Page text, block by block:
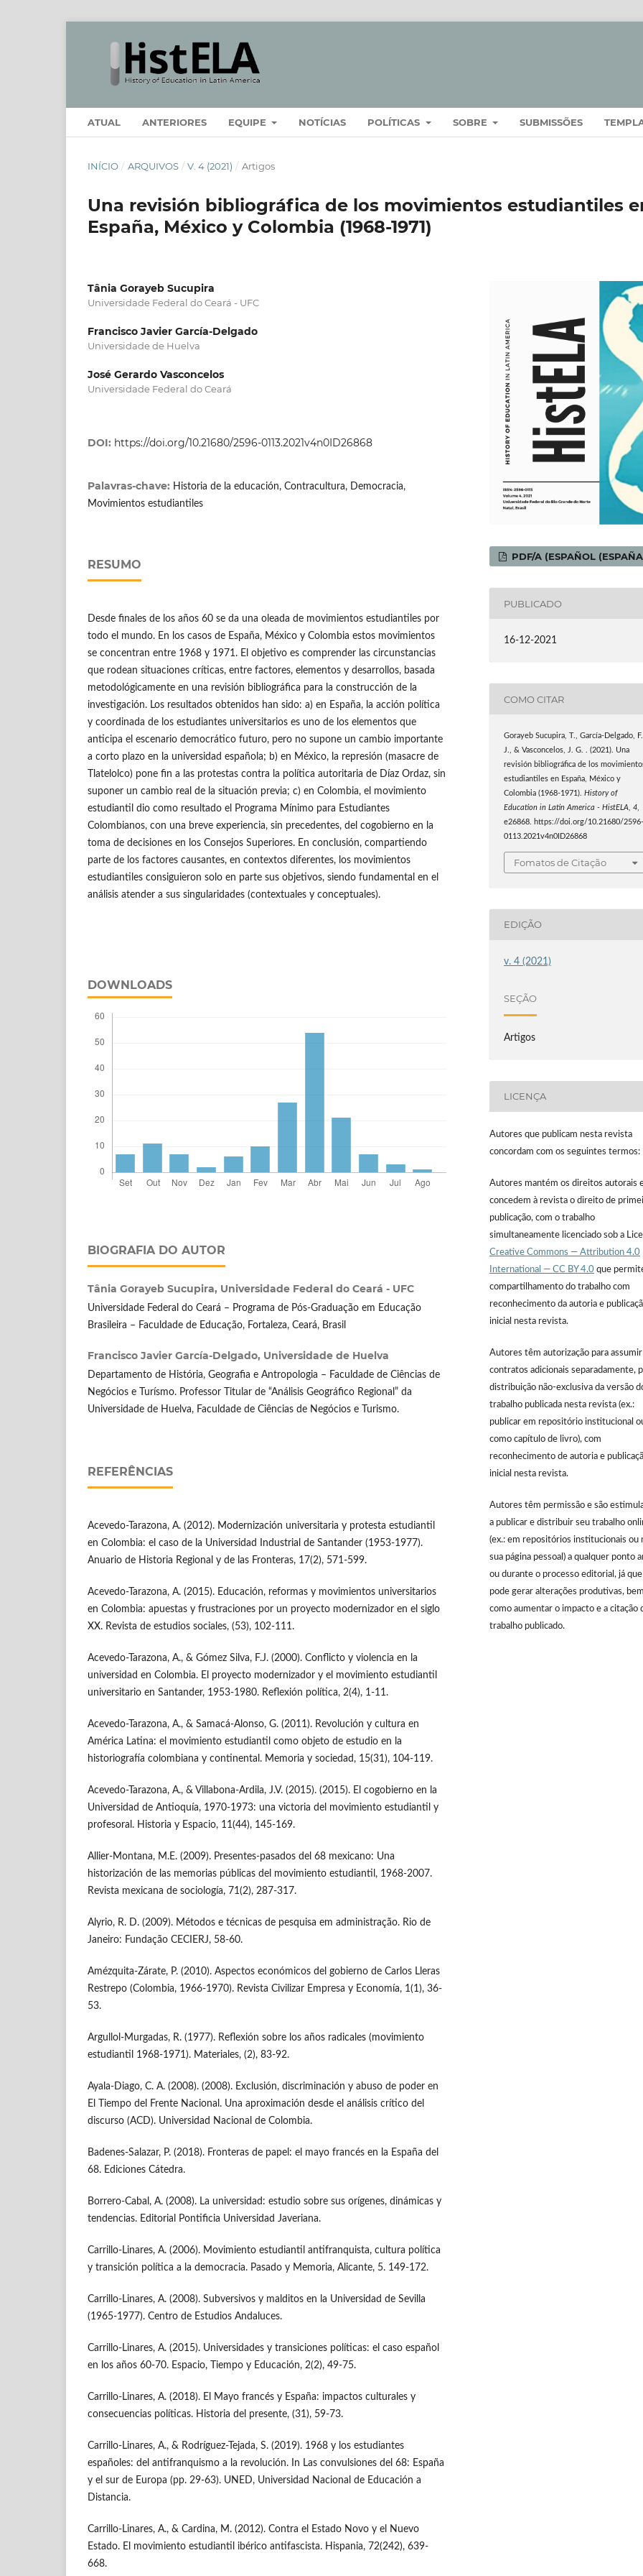
ATUAL ANTERIORES EQUIPE NOTÍCIAS POLÍTICAS SOBRE SUBMISSÕES
INÍCIO / ARQUIVOS / V. 4 (2021) / Artigos
Una revisión bibliográfica de los movimientos estudiantiles
España, México y Colombia (1968-1971)
Tânia Gorayeb Sucupira
Universidade Federal do Ceará - UFC
Francisco Javier García-Delgado
Universidade de Huelva
José Gerardo Vasconcelos
Universidade Federal do Ceará
DOI: https://doi.org/10.21680/2596-0113.2021v4n0ID26868
Palavras-chave: Historia de la educación, Contracultura, Democracia,
Movimientos estudiantiles
RESUMO
Desde finales de los años 60 se da una oleada de movimientos estudiantiles por
todo el mundo. En los casos de España, México y Colombia estos movimientos
se concentran entre 1968 y 1971. El objetivo es comprender las circunstancias
que rodean situaciones críticas, entre factores, elementos y desarrollos, basada
metodológicamente en una revisión bibliográfica para la construcción de la
investigación. Los resultados obtenidos han sido: a) en España, la acción política
y coordinada de los estudiantes universitarios es uno de los elementos que
anticipa el escenario democrático futuro, pero no supone un cambio importante
a corto plazo en la universidad española; b) en México, la represión (masacre de
Tlatelolco) pone fin a las protestas contra la política autoritaria de Díaz Ordaz, sin
suponer un cambio real de la situación previa; c) en Colombia, el movimiento
estudiantil dio como resultado el Programa Mínimo para Estudiantes
Colombianos, con una breve experiencia, sin precedentes, del cogobierno en la
toma de decisiones en los Consejos Superiores. En conclusión, compartiendo
parte de los factores causantes, en contextos diferentes, los movimientos
estudiantiles consiguieron solo en parte sus objetivos, siendo fundamental en el
análisis atender a sus singularidades (contextuales y conceptuales).
DOWNLOADS
BIOGRAFIA DO AUTOR
Tânia Gorayeb Sucupira, Universidade Federal do Ceará - UFC
Universidade Federal do Ceará – Programa de Pós-Graduação em Educação
Brasileira – Faculdade de Educação, Fortaleza, Ceará, Brasil
Francisco Javier García-Delgado, Universidade de Huelva
Departamento de História, Geografia e Antropologia – Faculdade de Ciências de
Negócios e Turísmo. Professor Titular de “Análisis Geográfico Regional” da
Universidade de Huelva, Faculdade de Ciências de Negócios e Turismo.
REFERÊNCIAS
Acevedo-Tarazona, A. (2012). Modernización universitaria y protesta estudiantil
en Colombia: el caso de la Universidad Industrial de Santander (1953-1977).
Anuario de Historia Regional y de las Fronteras, 17(2), 571-599.
Acevedo-Tarazona, A. (2015). Educación, reformas y movimientos universitarios
en Colombia: apuestas y frustraciones por un proyecto modernizador en el siglo
XX. Revista de estudios sociales, (53), 102-111.
Acevedo-Tarazona, A., & Gómez Silva, F.J. (2000). Conflicto y violencia en la
universidad en Colombia. El proyecto modernizador y el movimiento estudiantil
universitario en Santander, 1953-1980. Reflexión política, 2(4), 1-11.
Acevedo-Tarazona, A., & Samacá-Alonso, G. (2011). Revolución y cultura en
América Latina: el movimiento estudiantil como objeto de estudio en la
historiografía colombiana y continental. Memoria y sociedad, 15(31), 104-119.
Acevedo-Tarazona, A., & Villabona-Ardila, J.V. (2015). (2015). El cogobierno en la
Universidad de Antioquía, 1970-1973: una victoria del movimiento estudiantil y
profesoral. Historia y Espacio, 11(44), 145-169.
Allier-Montana, M.E. (2009). Presentes-pasados del 68 mexicano: Una
historización de las memorias públicas del movimiento estudiantil, 1968-2007.
Revista mexicana de sociología, 71(2), 287-317.
Alyrio, R. D. (2009). Métodos e técnicas de pesquisa em administração. Rio de
Janeiro: Fundação CECIERJ, 58-60.
Amézquita-Zárate, P. (2010). Aspectos económicos del gobierno de Carlos Lleras
Restrepo (Colombia, 1966-1970). Revista Civilizar Empresa y Economía, 1(1), 36-
53.
Argullol-Murgadas, R. (1977). Reflexión sobre los años radicales (movimiento
estudiantil 1968-1971). Materiales, (2), 83-92.
Ayala-Diago, C. A. (2008). (2008). Exclusión, discriminación y abuso de poder en
El Tiempo del Frente Nacional. Una aproximación desde el análisis crítico del
discurso (ACD). Universidad Nacional de Colombia.
Badenes-Salazar, P. (2018). Fronteras de papel: el mayo francés en la España del
68. Ediciones Cátedra.
Borrero-Cabal, A. (2008). La universidad: estudio sobre sus orígenes, dinámicas y
tendencias. Editorial Pontificia Universidad Javeriana.
Carrillo-Linares, A. (2006). Movimiento estudiantil antifranquista, cultura política
y transición política a la democracia. Pasado y Memoria, Alicante, 5. 149-172.
Carrillo-Linares, A. (2008). Subversivos y malditos en la Universidad de Sevilla
(1965-1977). Centro de Estudios Andaluces.
Carrillo-Linares, A. (2015). Universidades y transiciones políticas: el caso español
en los años 60-70. Espacio, Tiempo y Educación, 2(2), 49-75.
Carrillo-Linares, A. (2018). El Mayo francés y España: impactos culturales y
consecuencias políticas. Historia del presente, (31), 59-73.
Carrillo-Linares, A., & Rodríguez-Tejada, S. (2019). 1968 y los estudiantes
españoles: del antifranquismo a la revolución. In Las convulsiones del 68: España
y el sur de Europa (pp. 29-63). UNED, Universidad Nacional de Educación a
Distancia.
Carrillo-Linares, A., & Cardina, M. (2012). Contra el Estado Novo y el Nuevo
Estado. El movimiento estudiantil ibérico antifascista. Hispania, 72(242), 639-
668.
PDF/A (ESPAÑOL
PUBLICADO
16-12-2021
COMO CITAR
Gorayeb Sucupira, T., García-Delgado, F.
J., & Vasconcelos, J. G. . (2021). Una
revisión bibliográfica de los
estudiantiles en España, México y
Colombia (1968-1971).History of
Education in Latin America - HistELA,4,
e26868. https://doi.org/10.21680/2596-
0113.2021v4n0ID26868
Fomatos de Citação
EDIÇÃO
v. 4 (2021)
SEÇÃO
Artigos
LICENÇA
Autores que publicam nesta revista
concordam com os seguintes termos:
Autores mantém os direitos autorais
concedem à revista o direito de
publicação, com o trabalho
simultaneamente licenciado sob a
Creative Commons — Attribution 4.0
International — CC BY 4.0 que
compartilhamento do trabalho com
reconhecimento da autoria e
inicial nesta revista.
Autores têm autorização para assumir
contratos adicionais separadamente,
distribuição não-exclusiva da versão
trabalho publicada nesta revista (ex.:
publicar em repositório institucional
como capítulo de livro), com
reconhecimento de autoria e
inicial nesta revista.
Autores têm permissão e são
a publicar e distribuir seu trabalho
(ex.: em repositórios institucionais ou
sua página pessoal) a qualquer ponto
ou durante o processo editorial, já
pode gerar alterações produtivas, bem
como aumentar o impacto e a citação
trabalho publicado.